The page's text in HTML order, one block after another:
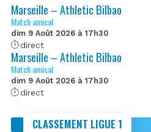
Marseille – Athletic Bilbao
Match amical
dim 9 Août 2026 à 17h30
direct
Marseille – Athletic Bilbao
Match amical
dim 9 Août 2026 à 17h30
direct
CLASSEMENT LIGUE 1